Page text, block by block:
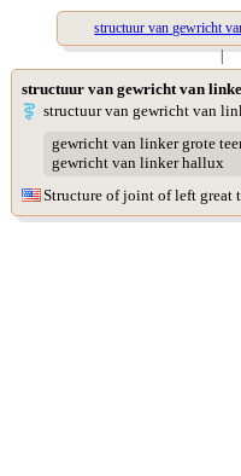
structuur van gewricht
|
structuur van gewricht van
structuur van gewricht van
gewricht van linker grote
gewricht van linker hallux
Structure of joint of left great